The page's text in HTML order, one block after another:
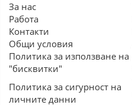
За нас
Работа
Контакти
Общи условия
Политика за използване на
"бисквитки"
Политика за сигурност на
личните данни